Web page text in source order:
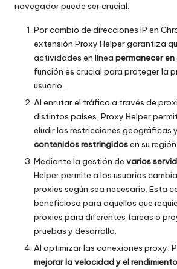
navegador puede ser crucial:
Porcambio de direcciones IP en
extensión Proxy Helper garantiza
actividades en línea permanecer
función es crucial para proteger la
usuario.
Al enrutar el tráfico a través de
distintos países, Proxy Helper
eludir las restricciones geográficas y
contenidos restringidosen su región.
Mediante la gestión de varios
Helper permite a los usuarios
proxies según sea necesario. Esta
beneficiosa para aquellos que
proxies para diferentes tareas o
pruebas y desarrollo.
Al optimizar las conexiones proxy,
mejorar la velocidad y el